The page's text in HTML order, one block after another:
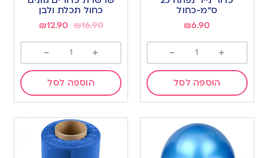
wishlistס”מ-כחול
₪6.90
+
-
הוספה לסל
wishlist
כחול תכלת ולבן
₪16.90
₪12.90
+
-
הוספה לסל